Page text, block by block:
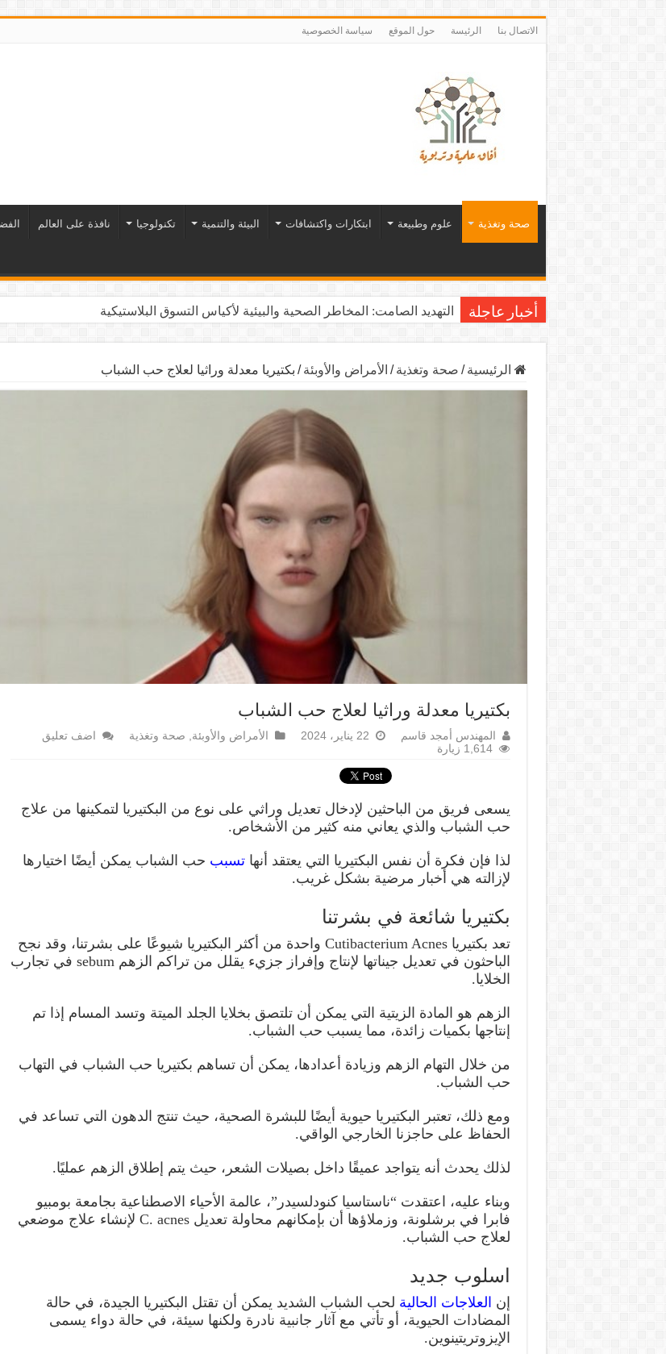
الاتصال بنا الرئيسة حول الموقع سياسة الخصوصية
صحة وتغذية علوم وطبيعة ابتكارات واكتشافات البيئة والتنمية تكنولوجيا نافذة على العالم
أخبار عاجلة التهديد الصامت: المخاطر الصحية والبيئية لأكياس التسوق البلاستيكية
الرئيسية / صحة وتغذية / الأمراض والأوبئة / بكتيريا معدلة وراثيا لعلاج حب الشباب
بكتيريا معدلة وراثيا لعلاج حب الشباب
المهندس أمجد قاسم 22 يناير، 2024 الأمراض والأوبئة, صحة وتغذية
اضف تعليق
1,614 زيارة
يسعى فريق من الباحثين لإدخال تعديل وراثي على نوع من البكتيريا لتمكينها من علاج
حب الشباب والذي يعاني منه كثير من الأشخاص.
لذا فإن فكرة أن نفس البكتيريا التي يعتقد أنهاتسبب حب الشباب يمكن أيضًا اختيارها
لإزالته هي أخبار مرضية بشكل غريب.
بكتيريا شائعة في بشرتنا
تعد بكتيريا Cutibacterium Acnes واحدة من أكثر البكتيريا شيوعًا على بشرتنا، وقد نجح
الباحثون في تعديل جيناتها لإنتاج وإفراز جزيء يقلل من تراكم الزهم sebum في تجارب
الخلايا.
الزهم هو المادة الزيتية التي يمكن أن تلتصق بخلايا الجلد الميتة وتسد المسام إذا تم
إنتاجها بكميات زائدة، مما يسبب حب الشباب.
من خلال التهام الزهم وزيادة أعدادها، يمكن أن تساهم بكتيريا حب الشباب في التهاب
حب الشباب.
ومع ذلك، تعتبر البكتيريا حيوية أيضًا للبشرة الصحية، حيث تنتج الدهون التي تساعد في
الحفاظ على حاجزنا الخارجي الواقي.
لذلك يحدث أنه يتواجد عميقًا داخل بصيلات الشعر، حيث يتم إطلاق الزهم عمليًا.
وبناء عليه، اعتقدت “ناستاسيا كنودلسيدر”، عالمة الأحياء الاصطناعية بجامعة بومبيو
فابرا في برشلونة، وزملاؤها أن بإمكانهم محاولة تعديل C. acnes لإنشاء علاج موضعي
لعلاج حب الشباب.
اسلوب جديد
إن العلاجات الحالية لحب الشباب الشديد يمكن أن تقتل البكتيريا الجيدة، في حالة
المضادات الحيوية، أو تأتي مع آثار جانبية نادرة ولكنها سيئة، في حالة دواء يسمى
الإيزوتريتينوين.